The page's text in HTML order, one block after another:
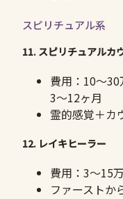
スピリチュアル系
11. スピリチュアルカ
費用：10〜
3〜12ヶ月
霊的感覚＋カ
12. レイキヒーラー
費用：3〜15
ファーストか